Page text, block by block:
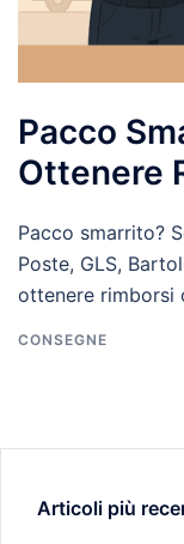
Pacco
Ottenere
Pacco smarrito?
Poste, GLS,
ottenere rimborsi
CONSEGNE
Articoli più